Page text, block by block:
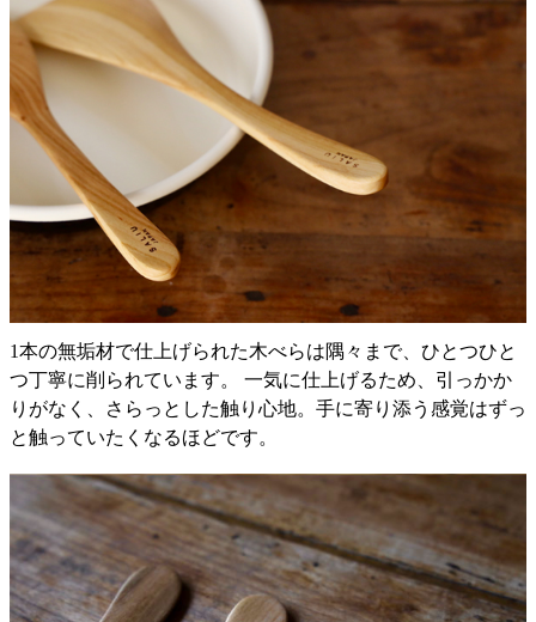
1本の無垢材で仕上げられた木べらは隅々まで、ひとつひと
つ丁寧に削られています。 一気に仕上げるため、引っかか
りがなく、さらっとした触り心地。手に寄り添う感覚はずっ
と触っていたくなるほどです。